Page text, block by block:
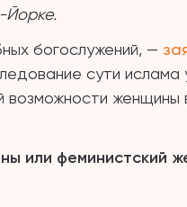
Йорке.
богослужений, —
сути ислама
женщины
или феминистский